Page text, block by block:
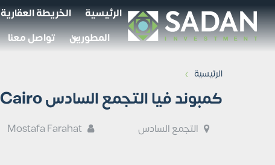
الرئيسية الخريطة العقارية
المطورين
تواصل معنا
الرئيسية ›
كمبوند فيا التجمع السادس Vea New Cairo أسعار وتفاصيل
التجمع السادس